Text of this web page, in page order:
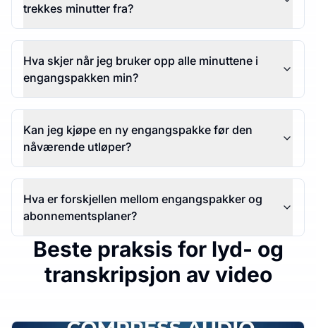
trekkes minutter fra?
Hva skjer når jeg bruker opp alle minuttene i
engangspakken min?
Kan jeg kjøpe en ny engangspakke før den
nåværende utløper?
Hva er forskjellen mellom engangspakker og
abonnementsplaner?
Beste praksis for lyd- og
transkripsjon av video